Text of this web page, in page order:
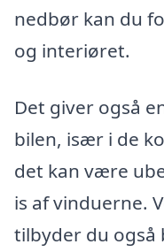
nedbør kan du
og interiøret.
Det giver også
bilen, især i de
det kan være
is af vinduerne.
tilbyder du også